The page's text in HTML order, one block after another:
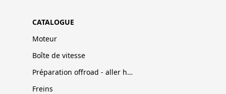
CATALOGUE
Moteur
Boîte de vitesse
Préparation offroad - aller hors-pistes
Freins